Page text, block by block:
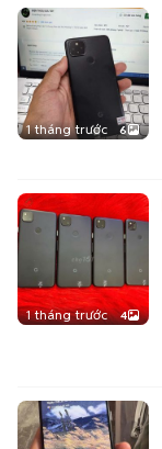
1 tháng trước 6
1 tháng trước 4